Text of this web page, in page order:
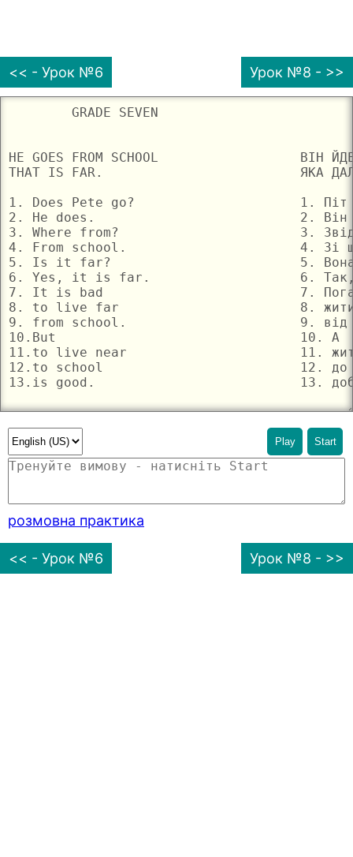
<< - Урок №6 Урок №8 - >>
Start
Play
розмовна практика
<< - Урок №6 Урок №8 - >>